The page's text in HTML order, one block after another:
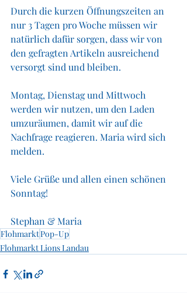
Durch die kurzen Öffnungszeiten an
nur 3 Tagen pro Woche müssen wir
natürlich dafür sorgen, dass wir von
den gefragten Artikeln ausreichend
versorgt sind und bleiben.
Montag, Dienstag und Mittwoch
werden wir nutzen, um den Laden
umzuräumen, damit wir auf die
Nachfrage reagieren. Maria wird sich
melden.
Viele Grüße und allen einen schönen
Sonntag!
Stephan & Maria
FlohmarktPop-Up
Flohmarkt Lions Landau